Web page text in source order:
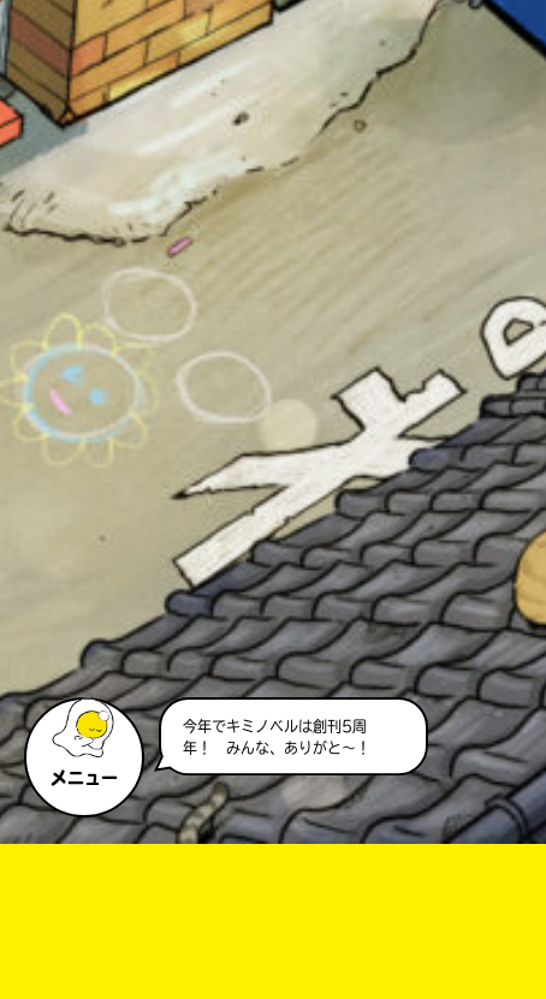
メニュー
今年でキミノベルは創刊5周
年！ みんな、ありがと～！